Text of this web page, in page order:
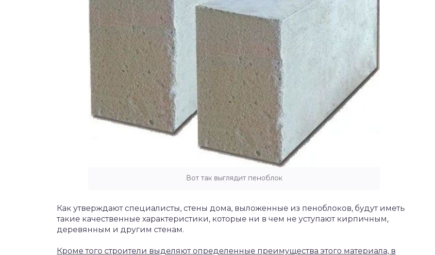
Вот так выглядит пеноблок
Как утверждают специалисты, стены дома, выложенные из пеноблоков, будут иметь
такие качественные характеристики, которые ни в чем не уступают кирпичным,
деревянным и другим стенам.
Кроме того строители выделяют определенные преимущества этого материала, в